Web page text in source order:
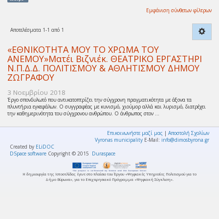
Εμφάνιση σύνθετων φίλτρων
Αποτελέσματα 1-1 από 1
«ΕΘΝΙΚΟΤΗΤΑ ΜΟΥ ΤΟ ΧΡΩΜΑ ΤΟΥ
ΑΝΕΜΟΥ»Ματέι Βιζνιέκ. ΘΕΑΤΡΙΚΟ ΕΡΓΑΣΤΗΡΙ
Ν.Π.Δ.Δ. ΠΟΛΙΤΙΣΜΟΥ & ΑΘΛΗΤΙΣΜΟΥ ΔΗΜΟΥ
ΖΩΓΡΑΦΟΥ
3 Νοεμβρίου 2018
Έργο σπονδυλωτό που αντικατοπτρίζει την σύγχρονη πραγματικότητα με άξονα τα
πλυντήρια εγκεφάλων. Ο συγγραφέας με κυνισμό, χιούμορ αλλά και λυρισμό, διατρέχει
την καθημερινότητα του σύγχρονου ανθρώπου. Ο άνθρωπος στον ...
Επικοινωνήστε μαζί μας | Αποστολή Σχολίων
Vyronas municipality E-Mail: info@dimosbyrona.gr
Created by ELiDOC
DSpace software Copyright © 2015 Duraspace
Η δημιουργία της Ιστοσελίδας έγινε στο πλαίσιο του Έργου «Ψηφιακές Υπηρεσίες Πολιτισμού για το
Δήμο Βύρωνα», για το Επιχειρησιακό Πρόγραμμα «Ψηφιακή Σύγκλιση».